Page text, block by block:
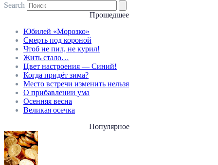
Search
Прошедшее
Юбилей «Морозко»
Смерть под короной
Чтоб не пил, не курил!
Жить стало…
Цвет настроения — Синий!
Когда придёт зима?
Место встречи изменить нельзя
О прибавлении ума
Осенняя весна
Великая осечка
Популярное